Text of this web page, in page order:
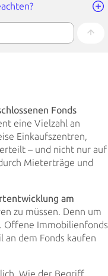
Fonds
eine Vielzahl an
Einkaufszentren,
– und nicht nur auf
Mieterträge und
am
zu müssen. Denn um
Offene Immobilienfonds
an dem Fonds kaufen